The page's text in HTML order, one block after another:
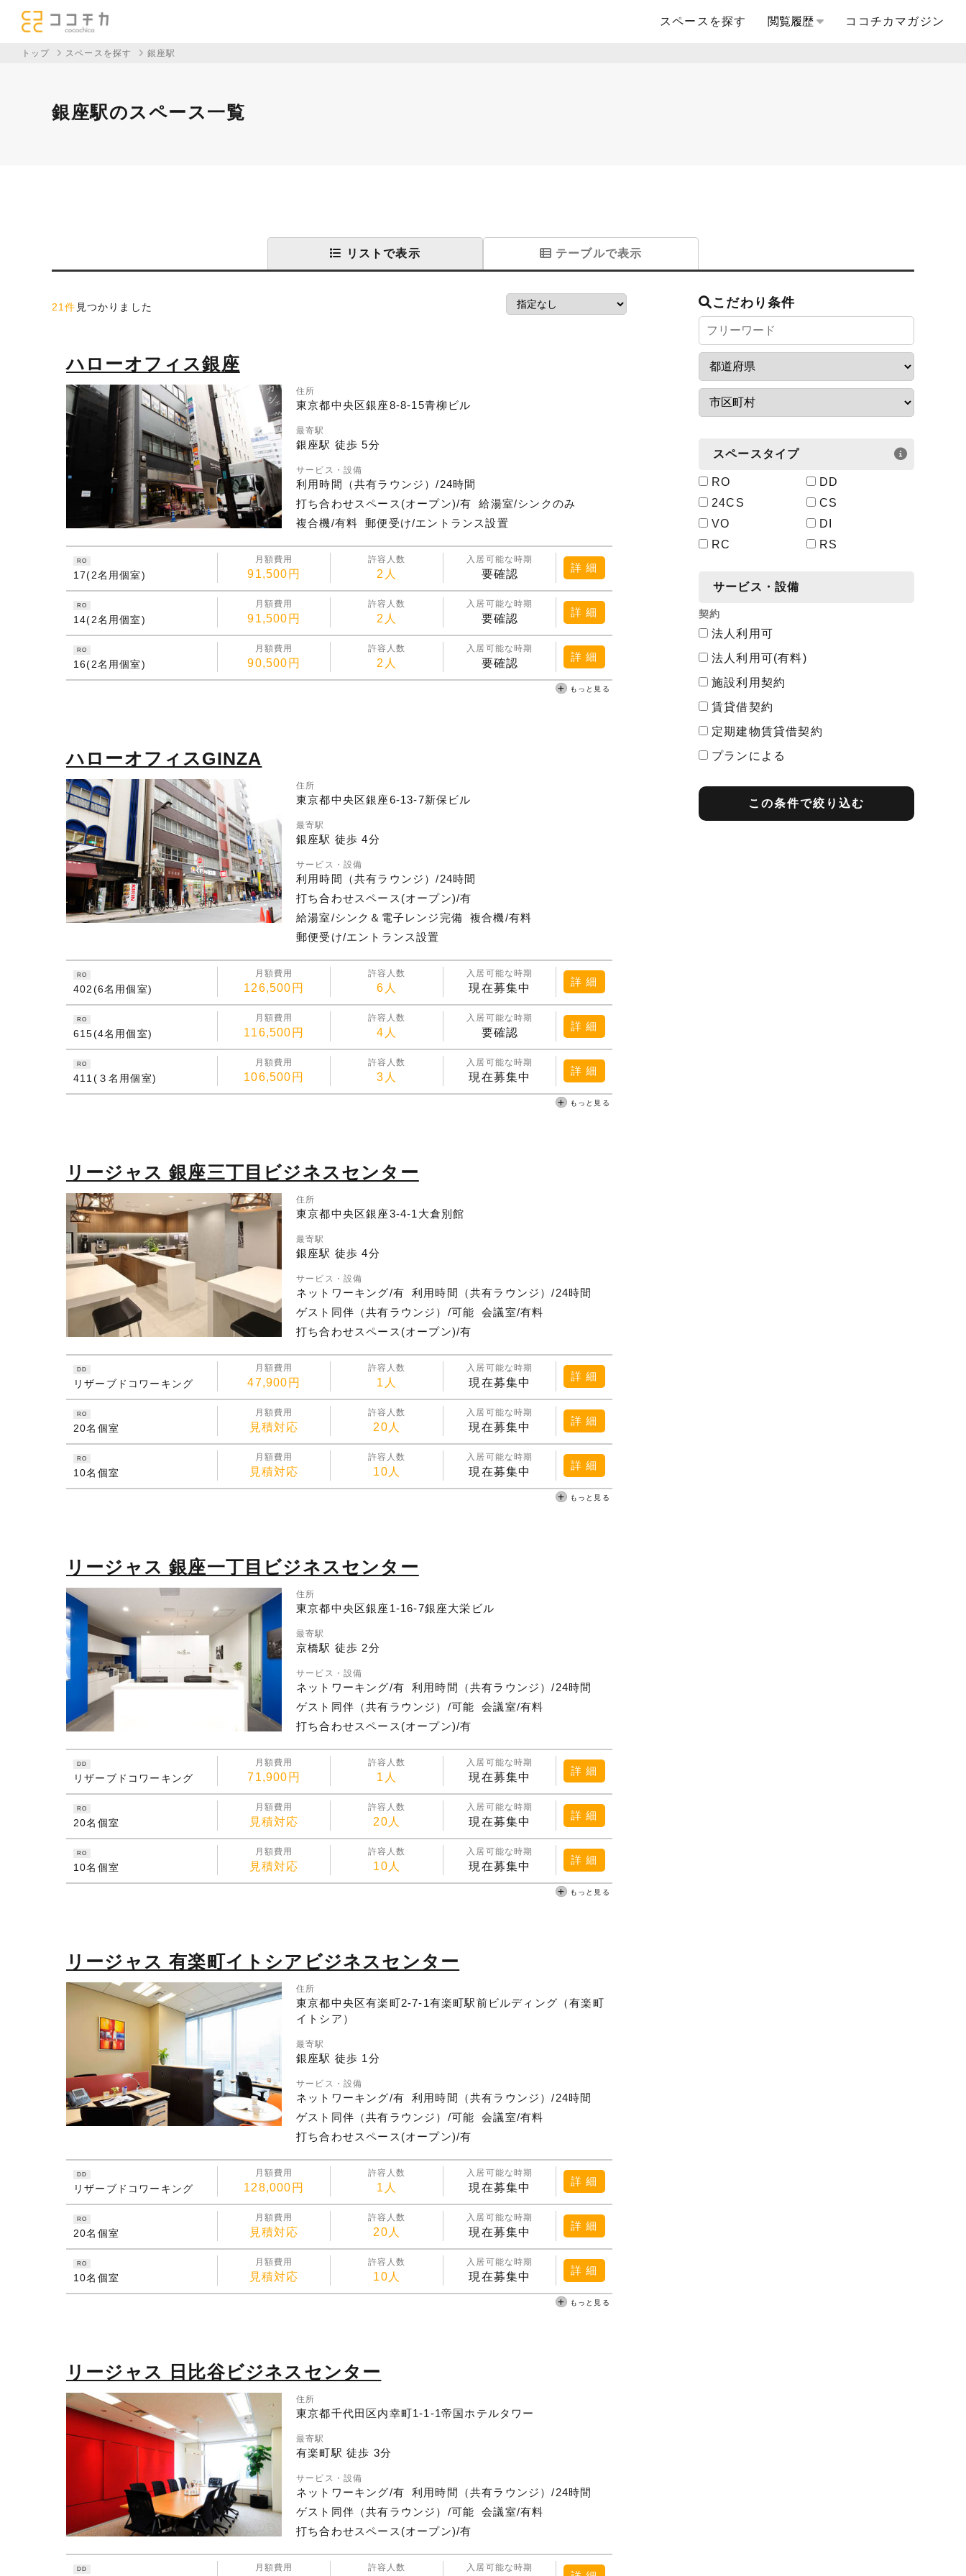
スペースを探す 閲覧履歴 ココチカマガジン
トップ スペースを探す 銀座駅
銀座駅のスペース一覧
リストで表示 テーブルで表示
21件 見つかりました
ハローオフィス銀座
住所
東京都中央区銀座8-8-15青柳ビル
最寄駅
銀座駅 徒歩 5分
サービス・設備
利用時間（共有ラウンジ）/24時間
打ち合わせスペース(オープン)/有
給湯室/シンクのみ
複合機/有料
郵便受け/エントランス設置
RO
17(2名用個室)
月額費用
91,500円
許容人数
2人
入居可能な時期
要確認
詳 細
RO
14(2名用個室)
月額費用
91,500円
許容人数
2人
入居可能な時期
要確認
詳 細
RO
16(2名用個室)
月額費用
90,500円
許容人数
2人
入居可能な時期
要確認
詳 細
もっと見る
ハローオフィスGINZA
住所
東京都中央区銀座6-13-7新保ビル
最寄駅
銀座駅 徒歩 4分
サービス・設備
利用時間（共有ラウンジ）/24時間
打ち合わせスペース(オープン)/有
給湯室/シンク＆電子レンジ完備
複合機/有料
郵便受け/エントランス設置
RO
402(6名用個室)
月額費用
126,500円
許容人数
6人
入居可能な時期
現在募集中
詳 細
RO
615(4名用個室)
月額費用
116,500円
許容人数
4人
入居可能な時期
要確認
詳 細
RO
411(３名用個室)
月額費用
106,500円
許容人数
3人
入居可能な時期
現在募集中
詳 細
もっと見る
リージャス 銀座三丁目ビジネスセンター
住所
東京都中央区銀座3-4-1大倉別館
最寄駅
銀座駅 徒歩 4分
サービス・設備
ネットワーキング/有
利用時間（共有ラウンジ）/24時間
ゲスト同伴（共有ラウンジ）/可能
会議室/有料
打ち合わせスペース(オープン)/有
DD
リザーブドコワーキング
月額費用
47,900円
許容人数
1人
入居可能な時期
現在募集中
詳 細
RO
20名個室
月額費用
見積対応
許容人数
20人
入居可能な時期
現在募集中
詳 細
RO
10名個室
月額費用
見積対応
許容人数
10人
入居可能な時期
現在募集中
詳 細
もっと見る
リージャス 銀座一丁目ビジネスセンター
住所
東京都中央区銀座1-16-7銀座大栄ビル
最寄駅
京橋駅 徒歩 2分
サービス・設備
ネットワーキング/有
利用時間（共有ラウンジ）/24時間
ゲスト同伴（共有ラウンジ）/可能
会議室/有料
打ち合わせスペース(オープン)/有
DD
リザーブドコワーキング
月額費用
71,900円
許容人数
1人
入居可能な時期
現在募集中
詳 細
RO
20名個室
月額費用
見積対応
許容人数
20人
入居可能な時期
現在募集中
詳 細
RO
10名個室
月額費用
見積対応
許容人数
10人
入居可能な時期
現在募集中
詳 細
もっと見る
リージャス 有楽町イトシアビジネスセンター
住所
東京都中央区有楽町2-7-1有楽町駅前ビルディング（有楽町
イトシア）
最寄駅
銀座駅 徒歩 1分
サービス・設備
ネットワーキング/有
利用時間（共有ラウンジ）/24時間
ゲスト同伴（共有ラウンジ）/可能
会議室/有料
打ち合わせスペース(オープン)/有
DD
リザーブドコワーキング
月額費用
128,000円
許容人数
1人
入居可能な時期
現在募集中
詳 細
RO
20名個室
月額費用
見積対応
許容人数
20人
入居可能な時期
現在募集中
詳 細
RO
10名個室
月額費用
見積対応
許容人数
10人
入居可能な時期
現在募集中
詳 細
もっと見る
リージャス 日比谷ビジネスセンター
住所
東京都千代田区内幸町1-1-1帝国ホテルタワー
最寄駅
有楽町駅 徒歩 3分
サービス・設備
ネットワーキング/有
利用時間（共有ラウンジ）/24時間
ゲスト同伴（共有ラウンジ）/可能
会議室/有料
打ち合わせスペース(オープン)/有
DD 月額費用 許容人数 入居可能な時期
こだわり条件
スペースタイプ
RO
DD
24CS
CS
VO
DI
RC
RS
サービス・設備
契約
法人利用可
法人利用可(有料)
施設利用契約
賃貸借契約
定期建物賃貸借契約
プランによる
最短契約期間この条件で絞り込む